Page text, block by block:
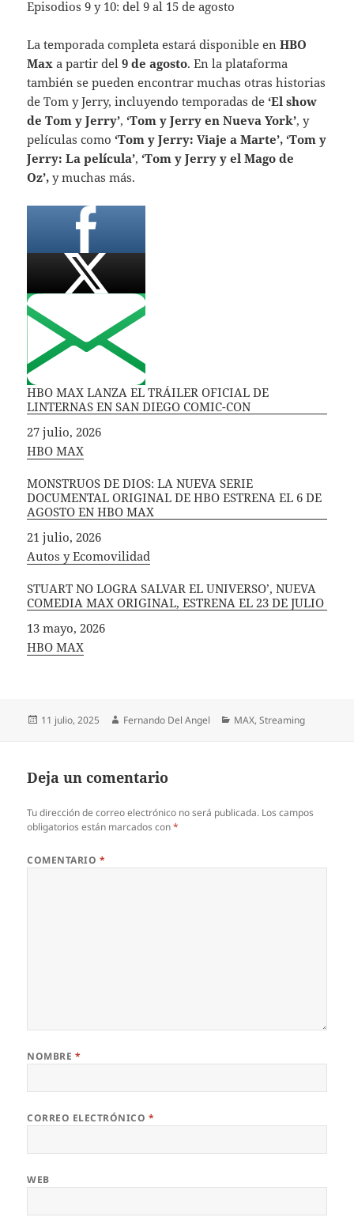
Episodios 9 y 10: del 9 al 15 de agosto
La temporada completa estará disponible enHBO
Max a partir del9 de agosto. En la plataforma
también se pueden encontrar muchas otras historias
de Tom y Jerry, incluyendo temporadas de‘El show
de Tom y Jerry’,‘Tom y Jerry en Nueva York’, y
películas como‘Tom y Jerry: Viaje a Marte’, ‘Tom y
Jerry: La película’,‘Tom y Jerry y el Mago de
Oz’, y muchas más.
HBO MAX LANZA EL TRÁILER OFICIAL DE
LINTERNAS EN SAN DIEGO COMIC-CON
Fecha
27 julio, 2026
In relation to
HBO MAX
MONSTRUOS DE DIOS: LA NUEVA SERIE
DOCUMENTAL ORIGINAL DE HBO ESTRENA EL 6 DE
AGOSTO EN HBO MAX
Fecha
21 julio, 2026
In relation to
Autos y Ecomovilidad
STUART NO LOGRA SALVAR EL UNIVERSO’, NUEVA
COMEDIA MAX ORIGINAL, ESTRENA EL 23 DE JULIO
Fecha
13 mayo, 2026
In relation to
HBO MAX
Publicado
11 julio, 2025 Autor
Fernando Del Angel Categorías
MAX,Streaming
Deja un comentario
Tu dirección de correo electrónico no será publicada. Los campos
obligatorios están marcados con*
COMENTARIO *
NOMBRE *
CORREO ELECTRÓNICO *
WEB